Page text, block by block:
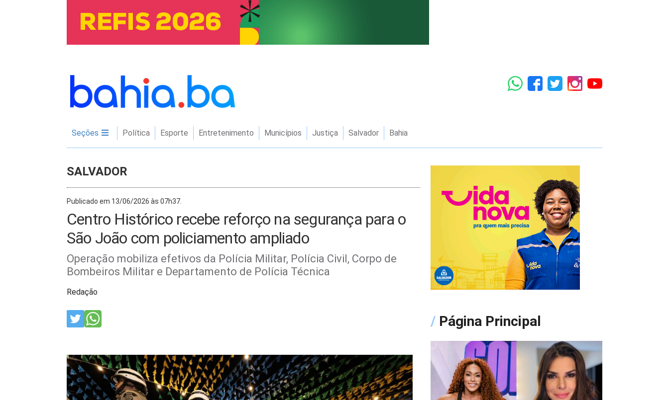
Seções Política Esporte Entretenimento Municípios Justiça Salvador Bahia
SALVADOR
Publicado em 13/06/2026 às 07h37.
Centro Histórico recebe reforço na segurança para o
São João com policiamento ampliado
Operação mobiliza efetivos da Polícia Militar, Polícia Civil, Corpo de
Bombeiros Militar e Departamento de Polícia Técnica
Redação
/ Página Principal